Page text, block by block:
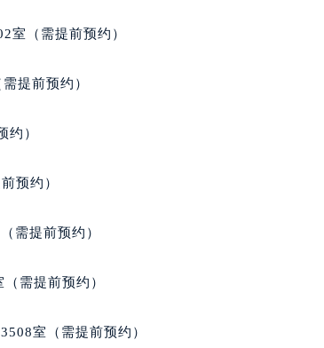
1104室（需提前预约）
2406B室（需提前预约）
中心写字楼（芙蓉广场）10层13室（需提前预约）
授权店）3层整层（需提前预约）
授权店）1层整层（需提前预约）
需提前预约）
提前预约）
室（需提前预约）
提前预约）
约）
预约）
需提前预约）
需提前预约）
室（需提前预约）